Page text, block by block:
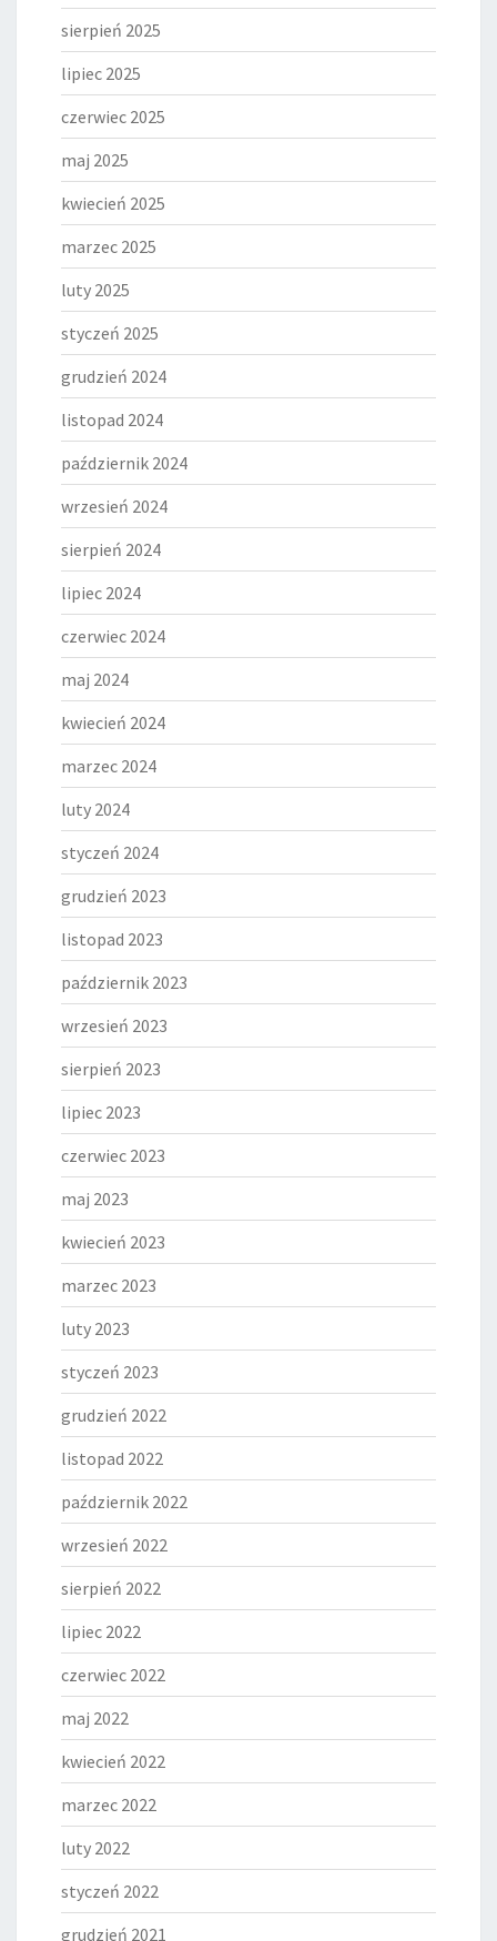
sierpień 2025
lipiec 2025
czerwiec 2025
maj 2025
kwiecień 2025
marzec 2025
luty 2025
styczeń 2025
grudzień 2024
listopad 2024
październik 2024
wrzesień 2024
sierpień 2024
lipiec 2024
czerwiec 2024
maj 2024
kwiecień 2024
marzec 2024
luty 2024
styczeń 2024
grudzień 2023
listopad 2023
październik 2023
wrzesień 2023
sierpień 2023
lipiec 2023
czerwiec 2023
maj 2023
kwiecień 2023
marzec 2023
luty 2023
styczeń 2023
grudzień 2022
listopad 2022
październik 2022
wrzesień 2022
sierpień 2022
lipiec 2022
czerwiec 2022
maj 2022
kwiecień 2022
marzec 2022
luty 2022
styczeń 2022
grudzień 2021